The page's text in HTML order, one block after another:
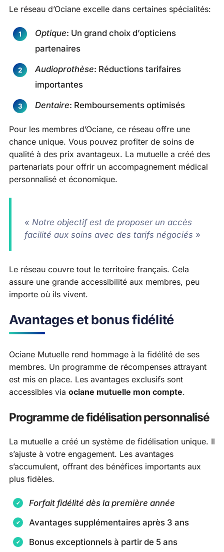
Le réseau d’Ociane excelle dans certaines spécialités:
Optique: Un grand choix d’opticiens
partenaires
Audioprothèse: Réductions tarifaires
importantes
Dentaire: Remboursements optimisés
Pour les membres d’Ociane, ce réseau offre une
chance unique. Vous pouvez profiter de soins de
qualité à des prix avantageux. La mutuelle a créé des
partenariats pour offrir un accompagnement médical
personnalisé et économique.
« Notre objectif est de proposer un accès
facilité aux soins avec des tarifs négociés »
Le réseau couvre tout le territoire français. Cela
assure une grande accessibilité aux membres, peu
importe où ils vivent.
Avantages et bonus fidélité
Ociane Mutuelle rend hommage à la fidélité de ses
membres. Un programme de récompenses attrayant
est mis en place. Les avantages exclusifs sont
accessibles via ociane mutuelle mon compte.
Programme de fidélisation personnalisé
La mutuelle a créé un système de fidélisation unique. Il
s’ajuste à votre engagement. Les avantages
s’accumulent, offrant des bénéfices importants aux
plus fidèles.
Forfait fidélité dès la première année
Avantages supplémentaires après 3 ans
Bonus exceptionnels à partir de 5 ans